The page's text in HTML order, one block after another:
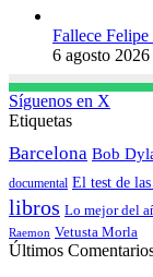
Fallece
6 agosto 2026
Síguenos en X
Etiquetas
Barcelona Bob
documental El test de
libros Lo mejor del
Raemon Vetusta Morla
Últimos